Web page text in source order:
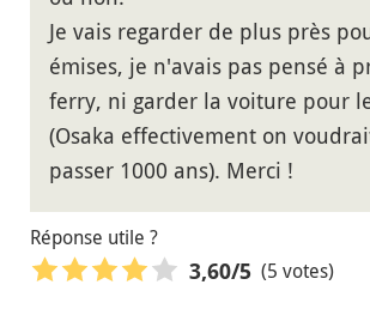
Je vais regarder de plus près
émises, je n'avais pas pensé à
ferry, ni garder la voiture pour
(Osaka effectivement on
passer 1000 ans). Merci !
Réponse utile ?
3,60/5 (5 votes)